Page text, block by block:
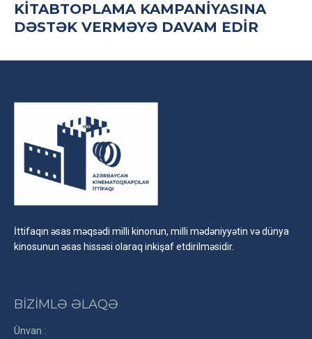
KITABTOPLAMA KAMPANIYASINA
DƏSTƏK VERMƏYƏ DAVAM EDIR
İttifaqın əsas məqsədi milli kinonun, milli mədəniyyətin və dünya
kinosunun əsas hissəsi olaraq inkişaf etdirilməsidir.
BİZİMLƏ ƏLAQƏ
Ünvan :